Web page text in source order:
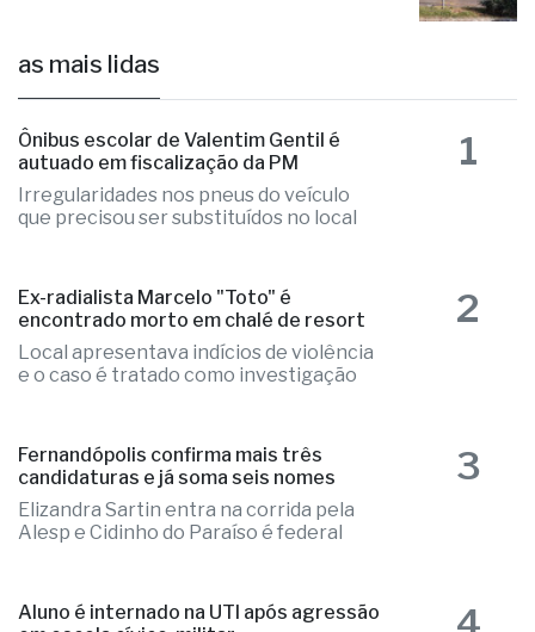
as mais lidas
Ônibus escolar de Valentim Gentil é
autuado em fiscalização da PM
Irregularidades nos pneus do veículo
que precisou ser substituídos no local
1
Ex-radialista Marcelo "Toto" é
encontrado morto em chalé de resort
Local apresentava indícios de violência
e o caso é tratado como investigação
2
Fernandópolis confirma mais três
candidaturas e já soma seis nomes
Elizandra Sartin entra na corrida pela
Alesp e Cidinho do Paraíso é federal
3
Aluno é internado na UTI após agressão
4